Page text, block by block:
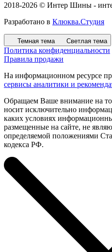
2018-2026 © Интер Шины -
Разработано в Клюква.Студия
Темная тема Светлая тема
Политика конфиденциальности
Правила продажи
На информационном ресурсе
сервисы аналитики и
Обращаем Ваше внимание на
носит исключительно
каких условиях
размещенные на сайте, не
определяемой положениями
кодекса РФ.